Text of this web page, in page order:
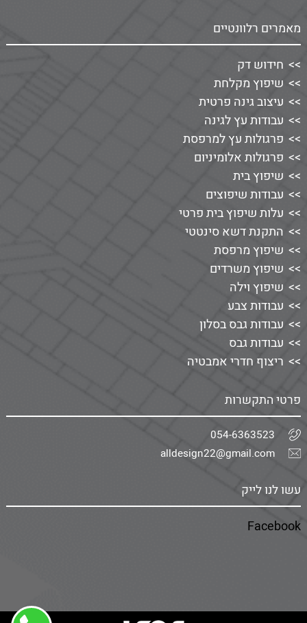
מאמרים רלוונטיים
חידוש דק
שיפוץ מקלחת
עיצוב גינה פרטית
עבודות עץ לגינה
פרגולות עץ למרפסת
פרגולות אלומיניום
שיפוץ בית
עבודות שיפוצים
עלות שיפוץ בית פרטי
התקנת דשא סינטטי
שיפוץ מרפסת
שיפוץ משרדים
שיפוץ וילה
עבודות צבע
עבודות גבס בסלון
עבודות גבס
ריצוף חדרי אמבטיה
פרטי התקשרות
054-6363523
alldesign22@gmail.com
עשו לנו לייק
Facebook